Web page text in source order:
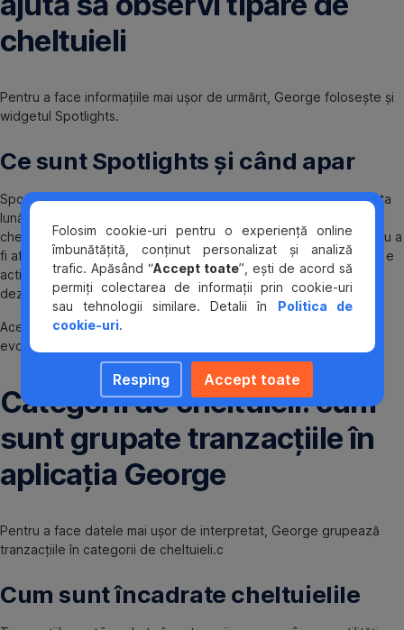
cheltuieli
Pentru a face informațiile mai ușor de urmărit, George folosește și
widgetul Spotlights.
Ce sunt Spotlights și când apar
Spotlights este o funcționalitate sub formă de widgets care arata
lună de lună informații despre cheltuielile lunare, categorii de
cheltuieli, bani încasați – pe care clienții le pot personaliza pentru a
fi afișate în funcție de interes, în ecranul Acasă. Funcționalitatea e
activată implicit și afișează tot timpul informații, dar clienții o pot
dezactiva sau gestiona din „Setări Spotlights”.
Aceste informații te pot ajuta să fii mai atent la modul în care
evoluează cheltuielile tale.
Categorii de cheltuieli: cum
sunt grupate tranzacțiile în
aplicația George
Pentru a face datele mai ușor de interpretat, George grupează
tranzacțiile în categorii de cheltuieli.c
Cum sunt încadrate cheltuielile
Folosim cookie-uri pentru o experiență online
îmbunătățită, conținut personalizat și analiză
trafic. Apăsând “Accept toate”, ești de acord să
permiți colectarea de informații prin cookie-uri
sau tehnologii similare. Detalii în Politica de
cookie-uri.
Resping Accept toate